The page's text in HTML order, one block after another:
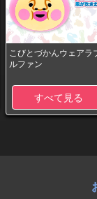
こびとづかんウェアラ
ルファン
すべて見る